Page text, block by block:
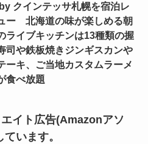
クインテッサ札幌を宿泊レ
ー 北海道の味が楽しめる朝
ライブキッチンは13種類の握
司や鉄板焼きジンギスカンや
ーキ、ご当地カスタムラーメ
食べ放題
イト広告(Amazonアソ
います。